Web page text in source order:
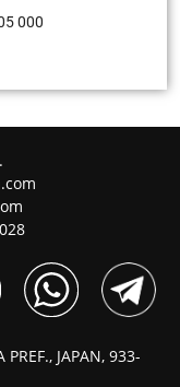
000
JAPAN, 933-